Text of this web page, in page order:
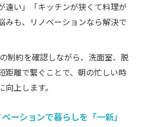
遠い」「キッチンが狭くて料理が
みも、リノベーションなら解決で
制約を確認しながら、洗面室、脱
距離で繋ぐことで、朝の忙しい時
上します。
ーションで暮らしを「一新」